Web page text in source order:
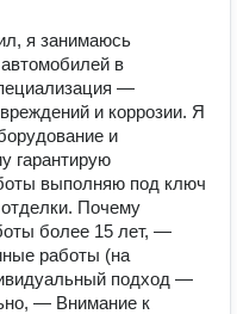
я занимаюсь
в
—
и коррозии. Я
и
гарантирую
выполняю под ключ
Почему
более 15 лет, —
работы (на
подход —
— Внимание к